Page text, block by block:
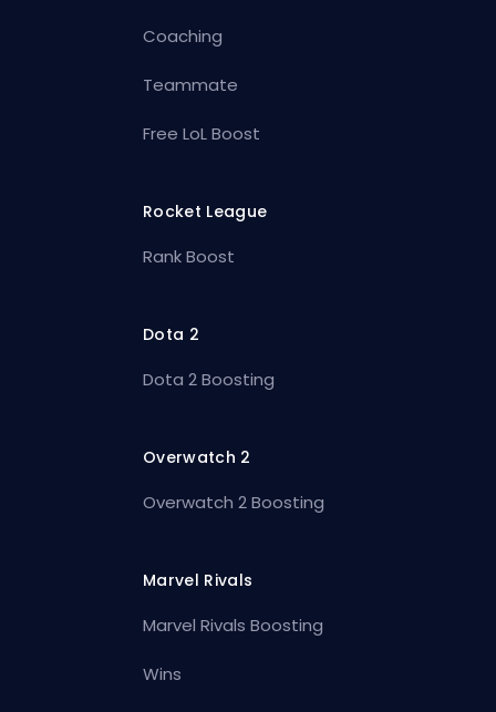
Coaching
Teammate
Free LoL Boost
Rocket League
Rank Boost
Dota 2
Dota 2 Boosting
Overwatch 2
Overwatch 2 Boosting
Marvel Rivals
Marvel Rivals Boosting
Wins